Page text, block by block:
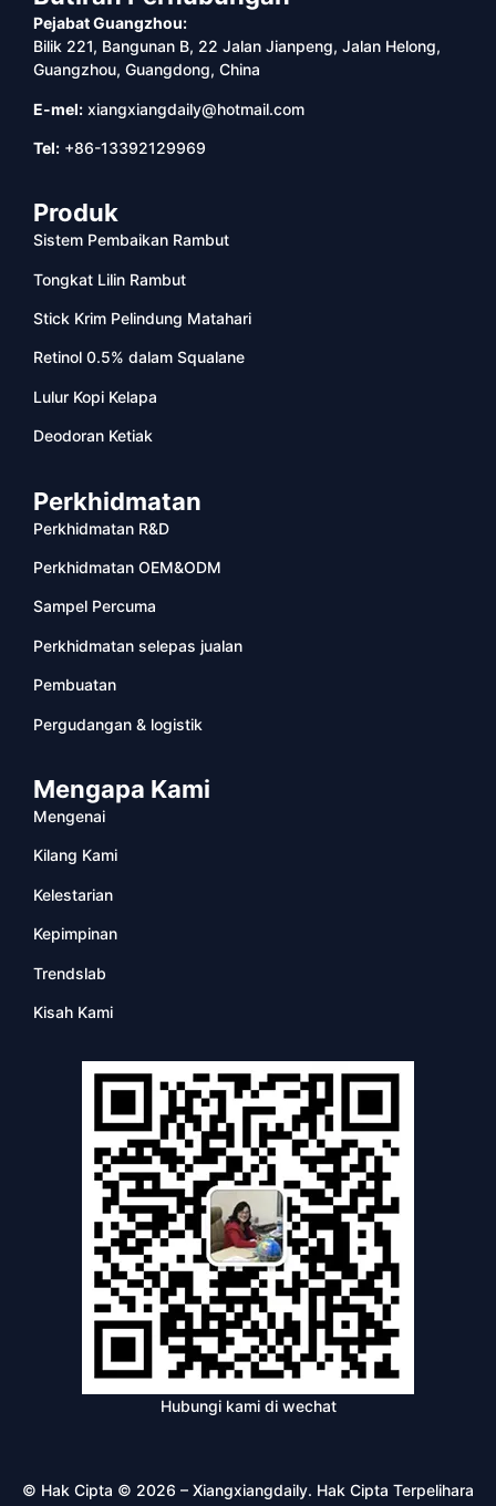
Pejabat Guangzhou:
Bilik 221, Bangunan B, 22 Jalan Jianpeng, Jalan Helong,
Guangzhou, Guangdong, China
E-mel: xiangxiangdaily@hotmail.com
Tel: +86-13392129969
Produk
Sistem Pembaikan Rambut
Tongkat Lilin Rambut
Stick Krim Pelindung Matahari
Retinol 0.5% dalam Squalane
Lulur Kopi Kelapa
Deodoran Ketiak
Perkhidmatan
Perkhidmatan R&D
Perkhidmatan OEM&ODM
Sampel Percuma
Perkhidmatan selepas jualan
Pembuatan
Pergudangan & logistik
Mengapa Kami
Mengenai
Kilang Kami
Kelestarian
Kepimpinan
Trendslab
Kisah Kami
Hubungi kami di wechat
© Hak Cipta © 2026 – Xiangxiangdaily. Hak Cipta Terpelihara